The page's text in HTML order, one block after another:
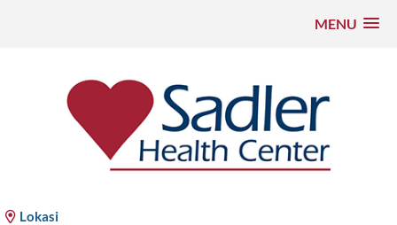
MENU
kandungan
Lokasi